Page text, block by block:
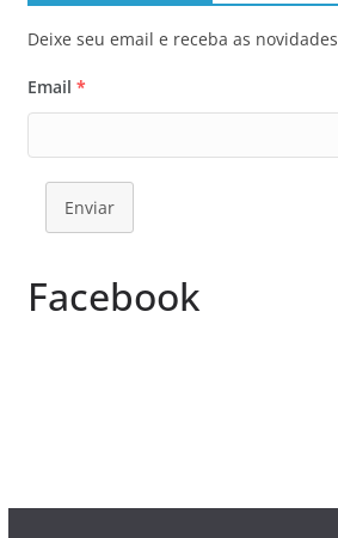
Deixe seu email e receba as novidades
Email *
Enviar
Facebook